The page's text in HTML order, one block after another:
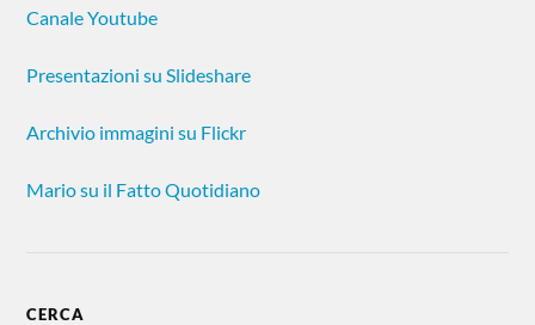
Canale Youtube
Presentazioni su Slideshare
Archivio immagini su Flickr
Mario su il Fatto Quotidiano
CERCA